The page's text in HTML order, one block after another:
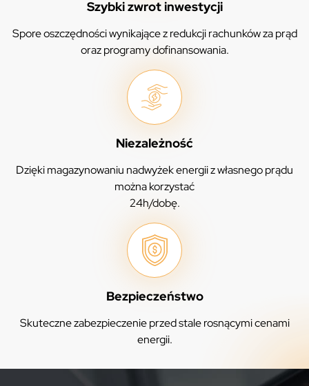
Szybki zwrot inwestycji
Spore oszczędności wynikające z redukcji rachunków za prąd
oraz programy dofinansowania.
Niezależność
Dzięki magazynowaniu nadwyżek energii z własnego prądu
można korzystać
24h/dobę.
Bezpieczeństwo
Skuteczne zabezpieczenie przed stale rosnącymi cenami
energii.